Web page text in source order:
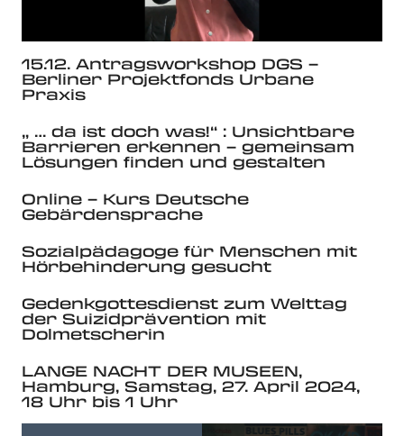
15.12. Antragsworkshop DGS –
Berliner Projektfonds Urbane
Praxis
„ … da ist doch was!“ : Unsichtbare
Barrieren erkennen – gemeinsam
Lösungen finden und gestalten
Online – Kurs Deutsche
Gebärdensprache
Sozialpädagoge für Menschen mit
Hörbehinderung gesucht
Gedenkgottesdienst zum Welttag
der Suizidprävention mit
Dolmetscherin
LANGE NACHT DER MUSEEN,
Hamburg, Samstag, 27. April 2024,
18 Uhr bis 1 Uhr